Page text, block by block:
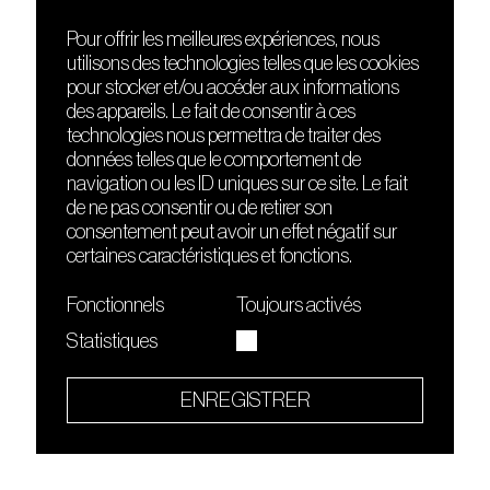
DÉCOUVRIR
Le lieu
Contact
Presse
Cours de DJing
TMLAB
FRIENDS
Nuits sonores
HEAT
Hôtel71
La Gaîté Lyrique
Le Sucre fait partie de
Quartier culturel et créatif
Pour offrir les meilleures expériences, nous
utilisons des technologies telles que les cookies
pour stocker et/ou accéder aux informations
des appareils. Le fait de consentir à ces
technologies nous permettra de traiter des
données telles que le comportement de
navigation ou les ID uniques sur ce site. Le fait
de ne pas consentir ou de retirer son
consentement peut avoir un effet négatif sur
certaines caractéristiques et fonctions.
Fonctionnels
Toujours activés
Statistiques
ENREGISTRER